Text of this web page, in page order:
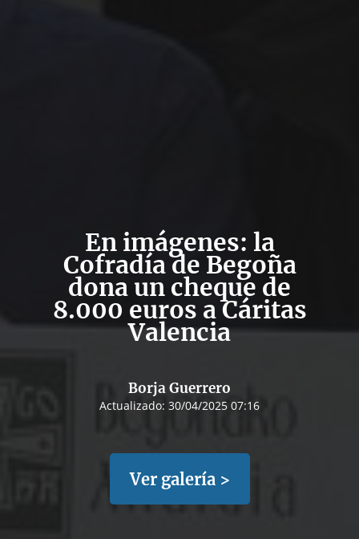
En imágenes: la
Cofradía de Begoña
dona un cheque de
8.000 euros a Cáritas
Valencia
Borja Guerrero
Actualizado: 30/04/2025 07:16
Ver galería >